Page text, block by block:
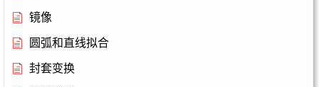
镜像
圆弧和直线拟合
封套变换